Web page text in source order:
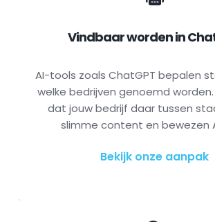
Vindbaar worden in
AI-tools zoals ChatGPT bepalen
welke bedrijven genoemd
dat jouw bedrijf daar tussen
slimme content en bewezen
Bekijk onze aanpak